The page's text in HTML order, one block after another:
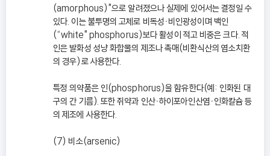
(amorphous)"으로 알려졌으나 실제에 있어서는 결정일 수
있다. 이는 불투명의 고체로 비독성ㆍ비인광성이며 백인
(“white" phosphorus)보다 활성이 적고 비중은 크다. 적
인은 발화성 성냥 화합물의 제조나 촉매(비환식산의 염소치환
의 경우)로 사용한다.
특정 의약품은 인(phosphorus)을 함유한다(예: 인화된 대
구의 간 기름). 또한 쥐약과 인산ㆍ하이포아인산염ㆍ인화칼슘 등
의 제조에 사용한다.
(7) 비소(arsenic)